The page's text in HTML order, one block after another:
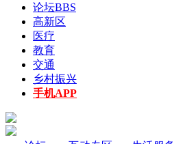
论坛BBS
高新区
医疗
教育
交通
乡村振兴
手机APP